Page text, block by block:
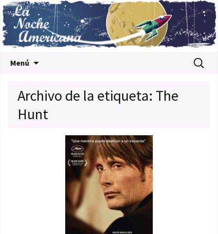
Menú Buscar:
Archivo de la etiqueta: The
Hunt